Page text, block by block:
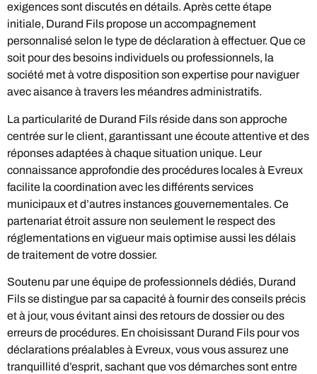
exigences sont discutés en détails. Après cette étape
initiale, Durand Fils propose un accompagnement
personnalisé selon le type de déclaration à effectuer. Que ce
soit pour des besoins individuels ou professionnels, la
société met à votre disposition son expertise pour naviguer
avec aisance à travers les méandres administratifs.
La particularité de Durand Fils réside dans son approche
centrée sur le client, garantissant une écoute attentive et des
réponses adaptées à chaque situation unique. Leur
connaissance approfondie des procédures locales à Evreux
facilite la coordination avec les différents services
municipaux et d’autres instances gouvernementales. Ce
partenariat étroit assure non seulement le respect des
réglementations en vigueur mais optimise aussi les délais
de traitement de votre dossier.
Soutenu par une équipe de professionnels dédiés, Durand
Fils se distingue par sa capacité à fournir des conseils précis
et à jour, vous évitant ainsi des retours de dossier ou des
erreurs de procédures. En choisissant Durand Fils pour vos
déclarations préalables à Evreux, vous vous assurez une
tranquillité d’esprit, sachant que vos démarches sont entre